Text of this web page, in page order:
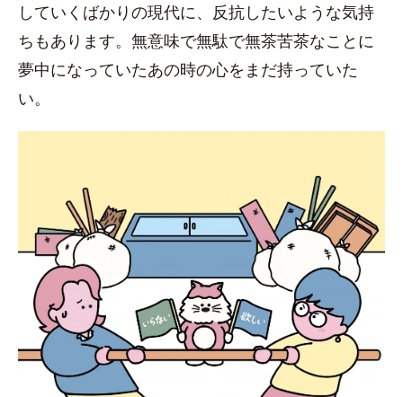
していくばかりの現代に、反抗したいような気持
ちもあります。無意味で無駄で無茶苦茶なことに
夢中になっていたあの時の心をまだ持っていた
い。